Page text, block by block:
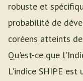
robuste et
probabilité de
coréens atteints de
Qu'est-ce que
L'indice SHIPE